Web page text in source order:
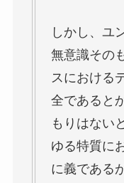
しかし、ユ
無意識その
スにおける
全であると
もりはない
ゆる特質に
に義である